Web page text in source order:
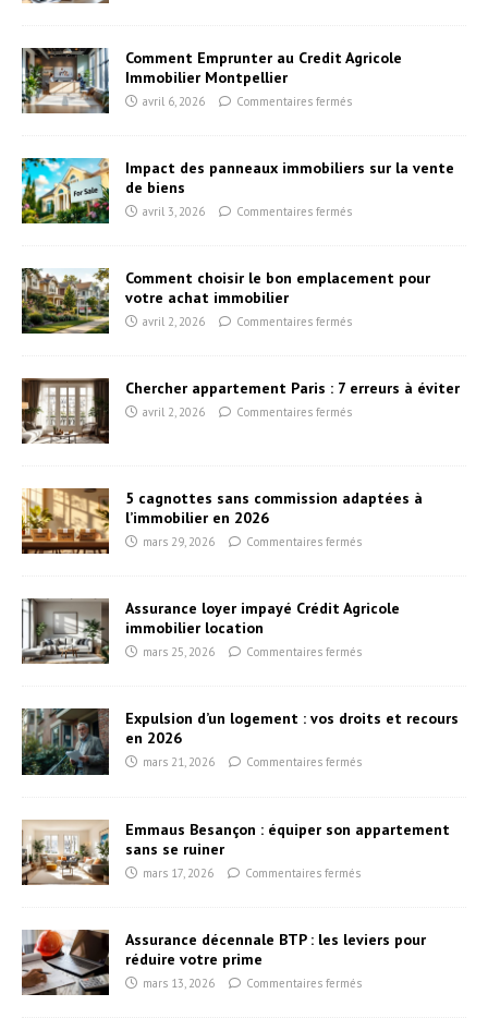
Comment Emprunter au Credit Agricole
Immobilier Montpellier
avril 6, 2026 Commentaires fermés
Impact des panneaux immobiliers sur la vente
de biens
avril 3, 2026 Commentaires fermés
Comment choisir le bon emplacement pour
votre achat immobilier
avril 2, 2026 Commentaires fermés
Chercher appartement Paris : 7 erreurs à éviter
avril 2, 2026 Commentaires fermés
5 cagnottes sans commission adaptées à
l’immobilier en 2026
mars 29, 2026 Commentaires fermés
Assurance loyer impayé Crédit Agricole
immobilier location
mars 25, 2026 Commentaires fermés
Expulsion d’un logement : vos droits et recours
en 2026
mars 21, 2026 Commentaires fermés
Emmaus Besançon : équiper son appartement
sans se ruiner
mars 17, 2026 Commentaires fermés
Assurance décennale BTP : les leviers pour
réduire votre prime
mars 13, 2026 Commentaires fermés